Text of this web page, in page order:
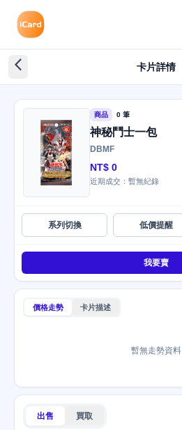
arrow_back_ios_new 卡片詳情
商品 0 筆
神秘鬥士一包
DBMF
NT$ 0
近期成交：暫無紀錄
系列切換 低價提醒
我要賣
價格走勢 卡片描述
暫無走勢資料
出售 買取